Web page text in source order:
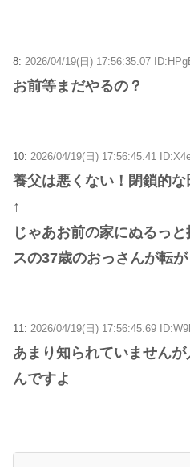
8: 2026/04/19(日) 17:56:35.07
お前等まだやるの？
10: 2026/04/19(日) 17:56:45.41
養父は悪くない！閉鎖的な
↑
じゃあお前の家にぬるっ
スの37歳のおっさんが転
11: 2026/04/19(日) 17:56:45.69
あまり知られていません
んですよ